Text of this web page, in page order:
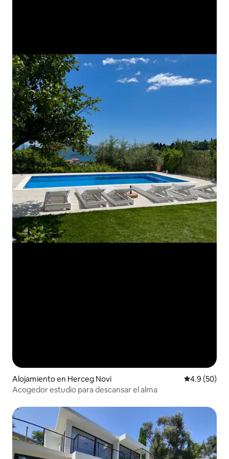
Alojamiento en Herceg Novi Calificación
4.9 (50)
Acogedor estudio para descansar el alma